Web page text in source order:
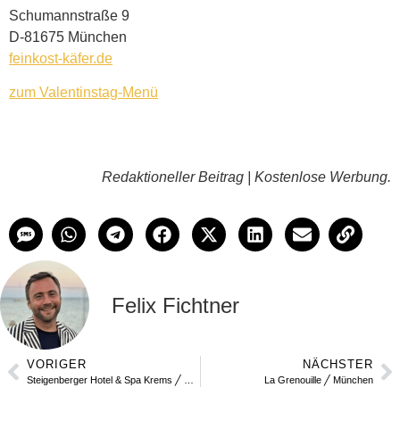
Schumannstraße 9
D-81675 München
feinkost-käfer.de
zum Valentinstag-Menü
Redaktioneller Beitrag | Kostenlose Werbung.
Felix Fichtner
VORIGER NÄCHSTER
La Grenouille ╱ München